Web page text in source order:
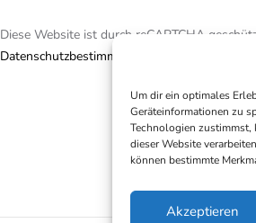
Um dir ein optimales
Geräteinformationen zu
Technologien zustimmst,
dieser Website
können bestimmte
Akzeptieren
Diese Website ist durch reCAPTCHA
Datenschutzbestimmungen